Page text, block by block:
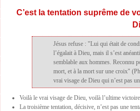
C’est la tentation suprême de
Jésus refuse : "Lui qui était de
l’égalait à Dieu, mais il s’est
semblable aux hommes. Reconnu
mort, et à la mort sur une croix"
vrai visage de Dieu qui n’est pas
Voilà le vrai visage de Dieu, voilà l’ultime
La troisième tentation, décisive, n’est pas une